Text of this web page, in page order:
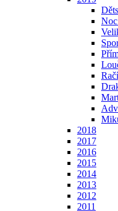
2018
2017
2016
2015
2014
2013
2012
2011